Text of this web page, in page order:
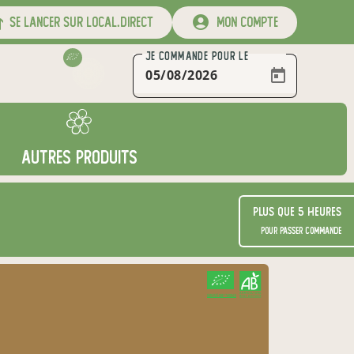
se lancer sur local.direct mon compte
JE COMMANDE POUR LE
AUTRES PRODUITS
Plus que 5 heures
pour passer commande
CERTIFIÉ PAR FR-BIO-16
AGRICULTURE FRANCE